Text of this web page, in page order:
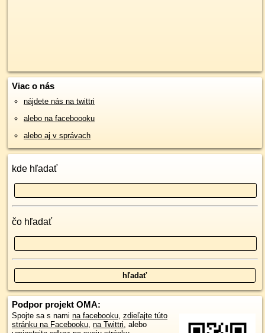
Viac o nás
nájdete nás na twittri
alebo na faceboooku
alebo aj v správach
kde hľadať
čo hľadať
Podpor projekt OMA:
Spojte sa s nami na facebooku, zdieľajte túto
stránku na Facebooku, na Twittri, alebo